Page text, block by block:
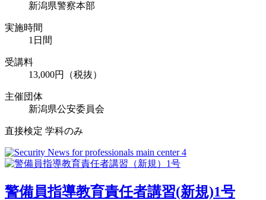
新潟県警察本部
実施時間
1日間
受講料
13,000円（税抜）
主催団体
新潟県公安委員会
直接検定 学科のみ
警備員指導教育責任者講習(新規)1号